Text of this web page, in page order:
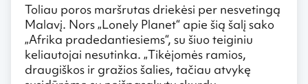
Toliau poros maršrutas driekėsi per nesvetingą
Malavį. Nors „Lonely Planet“ apie šią šalį sako
„Afrika pradedantiesiems“, su šiuo teiginiu
keliautojai nesutinka. „Tikėjomės ramios,
draugiškos ir gražios šalies, tačiau atvykę